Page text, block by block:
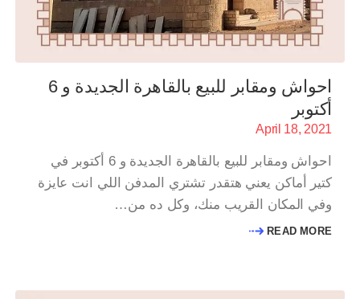
احواش ومقابر للبيع بالقاهرة الجديدة و 6
أكتوبر
April 18, 2021
احواش ومقابر للبيع بالقاهرة الجديدة و 6 أكتوبر في
كتير أماكن يعني هتقدر تشتري المدفن اللي انت عايزة
وفي المكان القريب منك، وكل ده من…
READ MORE